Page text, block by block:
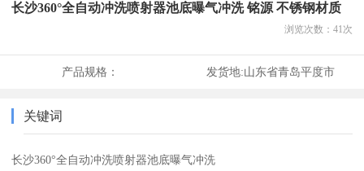
长沙360°全自动冲洗喷射器池底曝气冲洗 铭源 不锈钢材质
浏览次数： 41次
产品规格： 发货地:山东省青岛平度市
关键词
长沙360°全自动冲洗喷射器池底曝气冲洗